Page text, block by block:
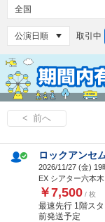
取引中
< 前へ
ロックアンセ
2026/11/27 (金) 19
EX シアター六本
￥7,500 / 枚
最速先行 1階ス
前発送予定